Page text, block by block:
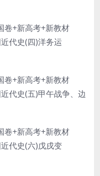
+新高考+新教材
代史(四)洋务运
+新高考+新教材
代史(五)甲午战争、边
+新高考+新教材
代史(六)戊戌变